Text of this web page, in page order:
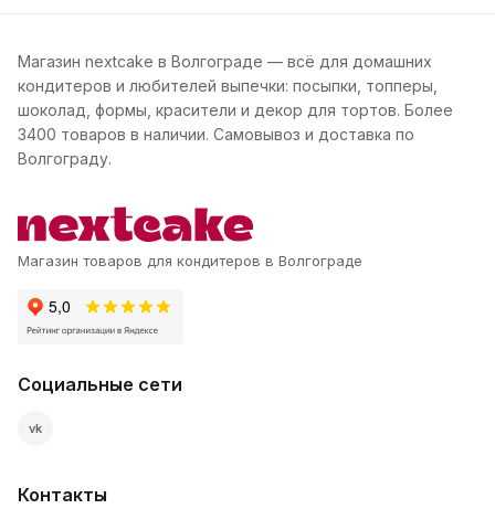
Магазин nextcake в Волгограде — всё для домашних
кондитеров и любителей выпечки: посыпки, топперы,
шоколад, формы, красители и декор для тортов. Более
3400 товаров в наличии. Самовывоз и доставка по
Волгограду.
Магазин товаров для кондитеров в Волгограде
Социальные сети
vk
Контакты